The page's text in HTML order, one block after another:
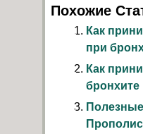
Похожие
Как
при
Как
бронхите